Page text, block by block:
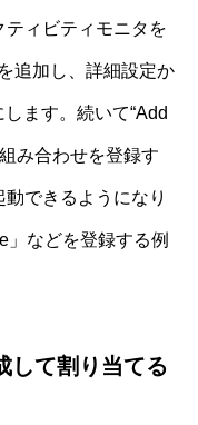
ティビティモニタを
追加し、詳細設定か
ます。続いて“Add
み合わせを登録す
できるようになり
」などを登録する例
して割り当てる